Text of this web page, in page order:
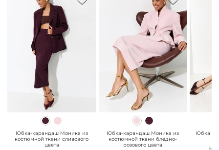
" class="js-prevent-
Юбка-карандаш Моника из
костюмной ткани сливового
цвета
" class="js-prevent-
Юбка-карандаш Моника из
костюмной ткани бледно-
розового цвета
Юбка